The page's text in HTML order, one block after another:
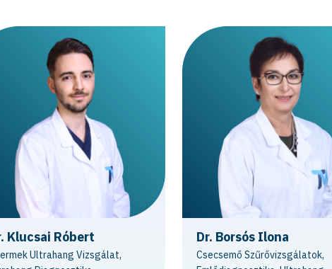
Klucsai Róbert
Ultrahang Vizsgálat,
Dr. Borsós Ilona
Csecsemő Szűrővizsgálatok,